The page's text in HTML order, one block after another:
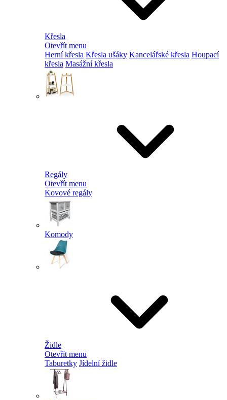
Křesla
Otevřít menu
Herní křesla Křesla ušáky Kancelářské křesla Houpací
křesla Masážní křesla
Regály
Otevřít menu
Kovové regály
Komody
Židle
Otevřít menu
Taburetky Jídelní židle